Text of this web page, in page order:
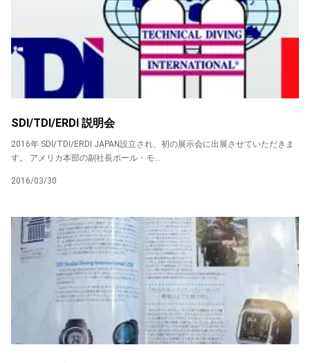
SDI/TDI/ERDI 説明会
2016年 SDI/TDI/ERDI JAPAN設立され、初の展示会に出展させていただきま
す。 アメリカ本部の副社長ポール・モ...
2016/03/30